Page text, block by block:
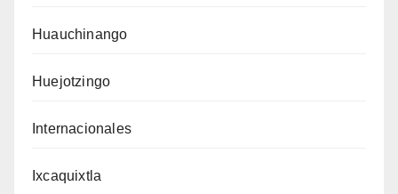
Huauchinango
Huejotzingo
Internacionales
Ixcaquixtla